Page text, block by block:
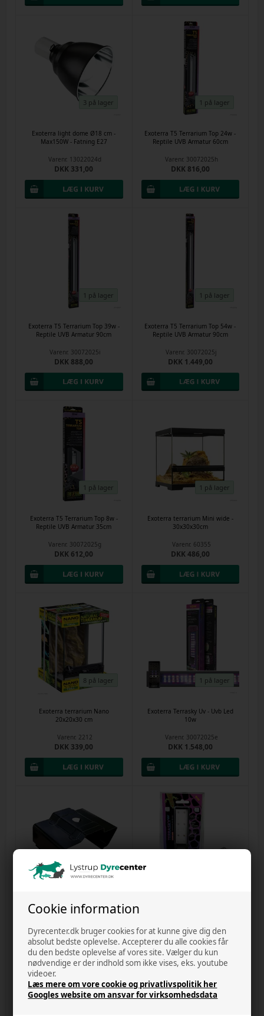
Cookie information
Dyrecenter.dk bruger cookies for at kunne give dig den
absolut bedste oplevelse. Accepterer du alle cookies får
du den bedste oplevelse af vores site. Vælger du kun
nødvendige er der indhold som ikke vises, eks. youtube
videoer.
Læs mere om vore cookie og privatlivspolitik her
Googles website om ansvar for virksomhedsdata
3 på lager
Exoterra light dome Ø18 cm -
Max150W - Fatning E27
Varenr. 13022024d
DKK 331,00
1 på lager
Exoterra T5 Terrarium Top 24w -
Reptile UVB Armatur 60cm
Varenr. 30072025h
DKK 816,00
1 på lager
Exoterra T5 Terrarium Top 39w -
Reptile UVB Armatur 90cm
Varenr. 30072025i
DKK 888,00
1 på lager
Exoterra T5 Terrarium Top 54w -
Reptile UVB Armatur 90cm
Varenr. 30072025j
DKK 1.449,00
1 på lager
Exoterra T5 Terrarium Top 8w -
Reptile UVB Armatur 35cm
Varenr. 30072025g
DKK 612,00
1 på lager
Exoterra terrarium Mini wide -
30x30x30cm
Varenr. 60355
DKK 486,00
8 på lager
Exoterra terrarium Nano
20x20x30 cm
Varenr. 2212
DKK 339,00
1 på lager
Exoterra Terrasky Uv - Uvb Led
10w
Varenr. 30072025e
DKK 1.548,00
1 på lager
Exoterra Terrasky UV LED
Terrarium Lys Monteringsklemmer
Varenr.30072025f
DKK 60,00
Varenr.30072025k
DKK 1.136,00